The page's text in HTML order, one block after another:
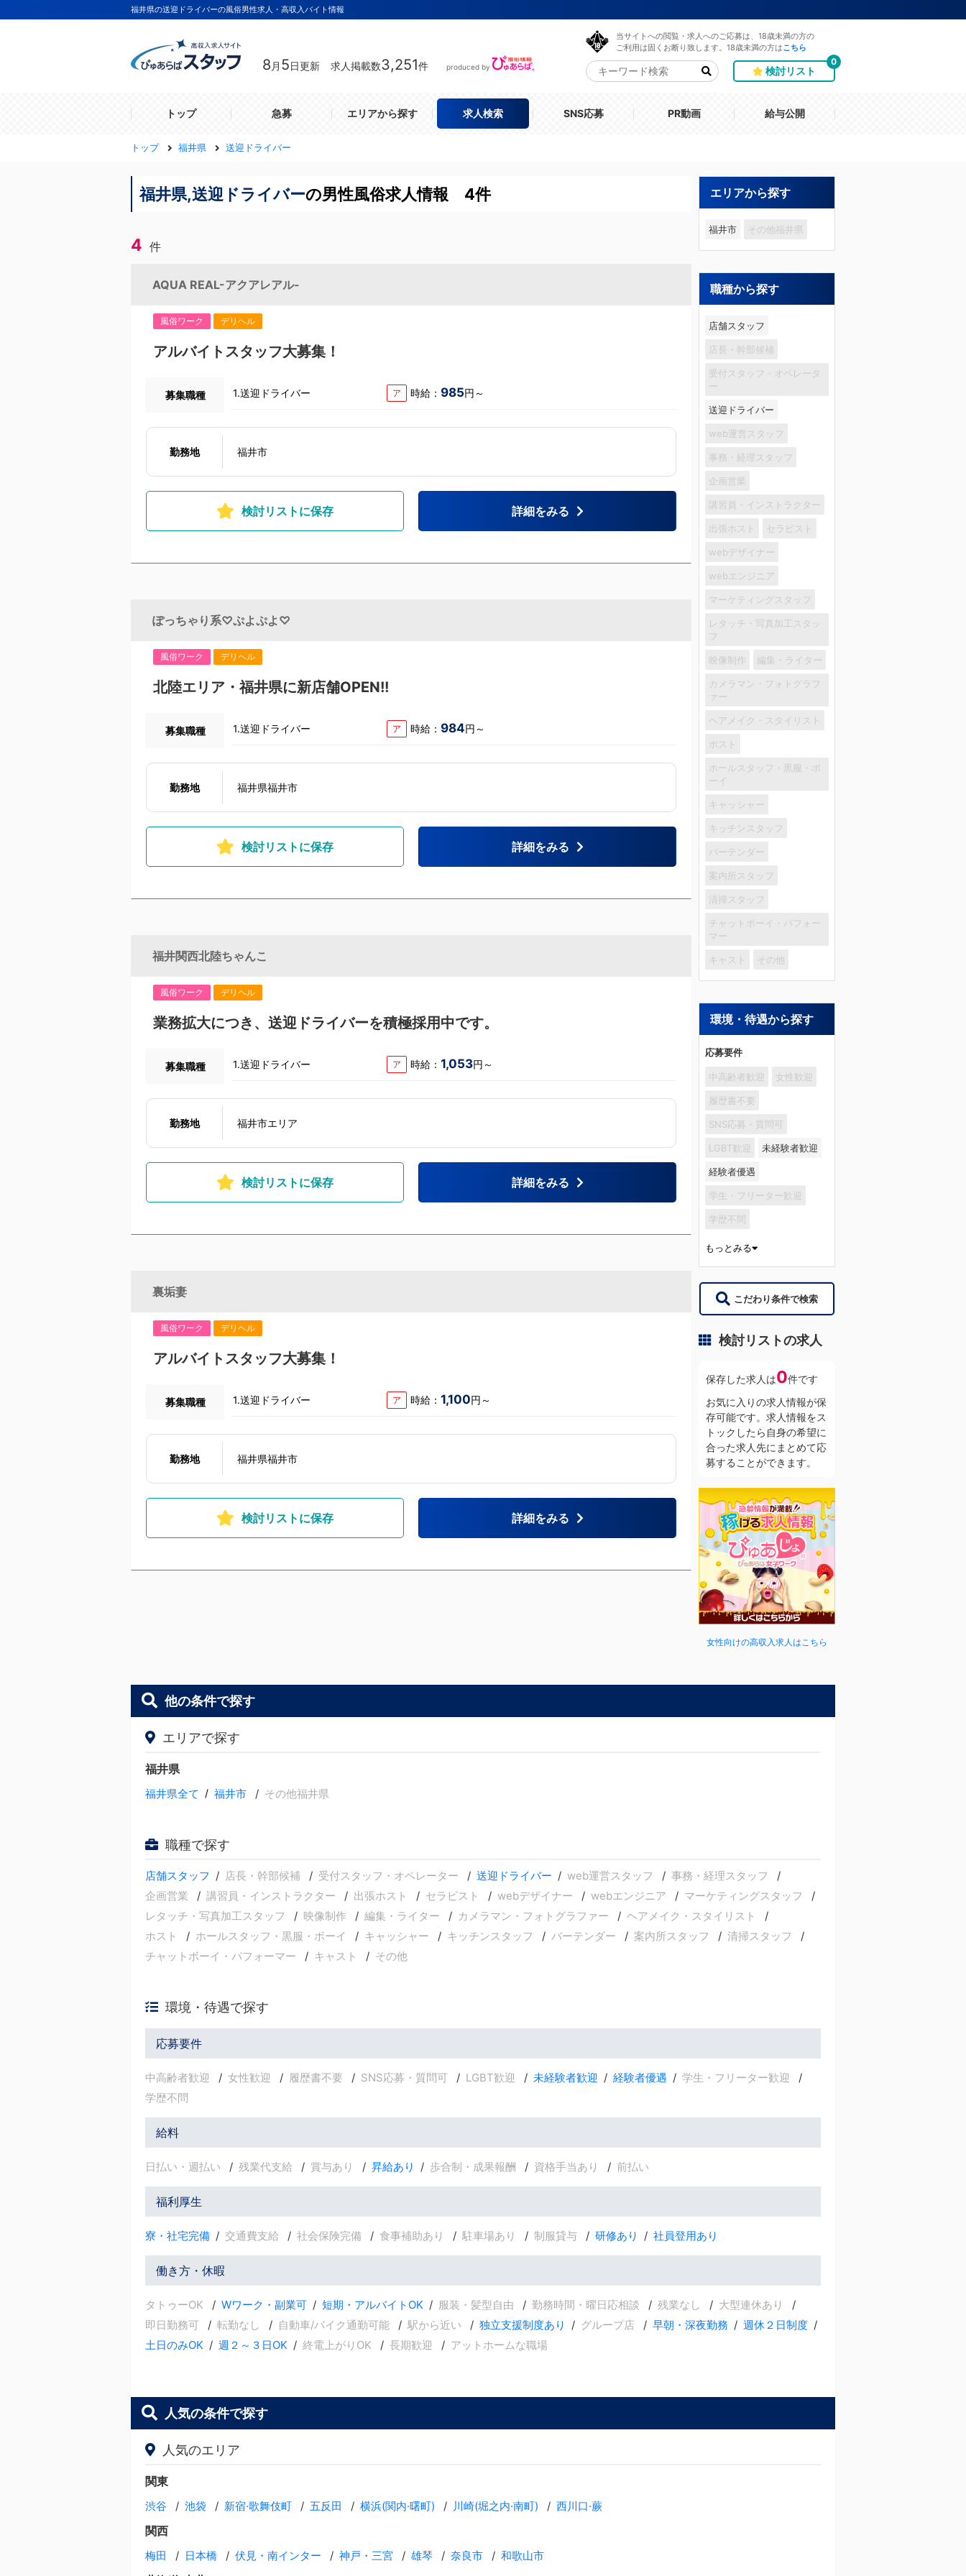
福井県の送迎ドライバーの風俗男性求人・高収入バイト情報
8 月 5日更新 求人掲載数3,251件 produced by
当サイトへの閲覧・求人へのご応募は、18歳未満の方の
ご利用は固くお断り致します。18歳未満の方は こちら
検討リスト
0
トップ 急募 エリアから探す 求人検索 SNS応募 PR動画 給与公開
トップ 福井県 送迎ドライバー
福井県,送迎ドライバーの男性風俗求人情報 4件
4 件
AQUA REAL-アクアレアル-
風俗ワーク デリヘル
アルバイトスタッフ大募集！
募集職種 1.送迎ドライバー ア 時給：985円～
勤務地 福井市
検討リストに保存 詳細をみる
ぽっちゃり系♡ぷよぷよ♡
風俗ワーク デリヘル
北陸エリア・福井県に新店舗OPEN!!
募集職種 1.送迎ドライバー ア 時給：984円～
勤務地 福井県福井市
検討リストに保存 詳細をみる
福井関西北陸ちゃんこ
風俗ワーク デリヘル
業務拡大につき、送迎ドライバーを積極採用中です。
募集職種 1.送迎ドライバー ア 時給：1,053円～
勤務地 福井市エリア
検討リストに保存 詳細をみる
裏垢妻
風俗ワーク デリヘル
アルバイトスタッフ大募集！
募集職種 1.送迎ドライバー ア 時給：1,100円～
勤務地 福井県福井市
検討リストに保存 詳細をみる
エリアから探す
福井市 その他福井県
職種から探す
店舗スタッフ
店長・幹部候補
受付スタッフ・オペレータ
ー
送迎ドライバー
web運営スタッフ
事務・経理スタッフ
企画営業
講習員・インストラクター
出張ホスト セラピスト
webデザイナー
webエンジニア
マーケティングスタッフ
レタッチ・写真加工スタッ
フ
映像制作 編集・ライター
カメラマン・フォトグラフ
ァー
ヘアメイク・スタイリスト
ホスト
ホールスタッフ・黒服・ボ
ーイ
キャッシャー
キッチンスタッフ
バーテンダー
案内所スタッフ
清掃スタッフ
チャットボーイ・パフォー
マー
キャスト その他
環境・待遇から探す
応募要件
中高齢者歓迎 女性歓迎
履歴書不要
SNS応募・質問可
LGBT歓迎 未経験者歓迎
経験者優遇
学生・フリーター歓迎
学歴不問
もっとみる
こだわり条件で検索
検討リストの求人
保存した求人は0件です
お気に入りの求人情報が保
存可能です。求人情報をス
トックしたら自身の希望に
合った求人先にまとめて応
募することができます。
女性向けの高収入求人はこちら
他の条件で探す
エリアで探す
福井県
福井県全て / 福井市 その他福井県
職種で探す
店舗スタッフ 店長・幹部候補 受付スタッフ・オペレーター 送迎ドライバー web運営スタッフ
事務・経理スタッフ
企画営業
講習員・インストラクター 出張ホスト セラピスト webデザイナー webエンジニア
マーケティングスタッフ
レタッチ・写真加工スタッフ
映像制作 編集・ライター カメラマン・フォトグラファー
ヘアメイク・スタイリスト
ホスト
ホールスタッフ・黒服・ボーイ キャッシャー キッチンスタッフ バーテンダー 案内所スタッフ
清掃スタッフ
チャットボーイ・パフォーマー
キャスト その他
環境・待遇で探す
応募要件
中高齢者歓迎 女性歓迎 履歴書不要 SNS応募・質問可 LGBT歓迎 未経験者歓迎 経験者優遇
学生・フリーター歓迎
学歴不問
給料
日払い・週払い 残業代支給 賞与あり 昇給あり 歩合制・成果報酬 資格手当あり 前払い
福利厚生
寮・社宅完備 交通費支給 社会保険完備 食事補助あり 駐車場あり 制服貸与 研修あり 社員登用あり
働き方・休暇
タトゥーOK Wワーク・副業可 短期・アルバイトOK 服装・髪型自由 勤務時間・曜日応相談 残業なし
大型連休あり
即日勤務可
転勤なし 自動車/バイク通勤可能 駅から近い 独立支援制度あり グループ店 早朝・深夜勤務
週休２日制度
土日のみOK
週２～３日OK 終電上がりOK 長期歓迎 アットホームな職場
人気の条件で探す
人気のエリア
関東
渋谷 池袋 新宿·歌舞伎町 五反田 横浜(関内·曙町) 川崎(堀之内·南町) 西川口·蕨
関西
梅田 日本橋 伏見・南インター 神戸・三宮 雄琴 奈良市 和歌山市